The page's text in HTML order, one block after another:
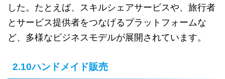
した。たとえば、スキルシェアサービスや、旅行者
とサービス提供者をつなげるプラットフォームな
ど、多様なビジネスモデルが展開されています。
2.10ハンドメイド販売